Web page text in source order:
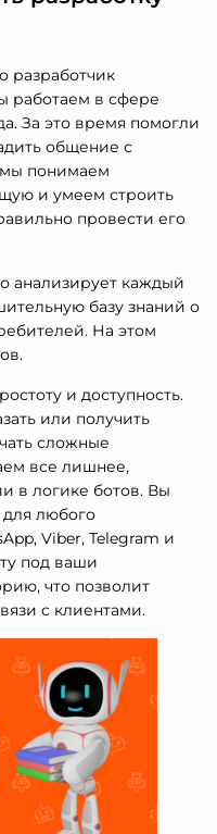
разработчик
работаем в сфере
За это время помогли
общение с
понимаем
и умеем строить
провести его
анализирует каждый
базу знаний о
На этом
и доступность.
или получить
сложные
все лишнее,
в логике ботов. Вы
для любого
Viber, Telegram и
под ваши
что позволит
с клиентами.